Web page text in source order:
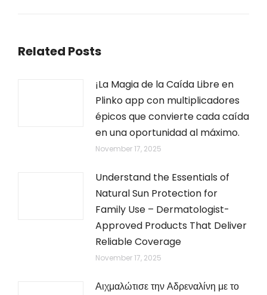
Related Posts
¡La Magia de la Caída Libre en
Plinko app con multiplicadores
épicos que convierte cada caída
en una oportunidad al máximo.
November 17, 2025
Understand the Essentials of
Natural Sun Protection for
Family Use – Dermatologist-
Approved Products That Deliver
Reliable Coverage
November 17, 2025
Αιχμαλώτισε την Αδρεναλίνη με το